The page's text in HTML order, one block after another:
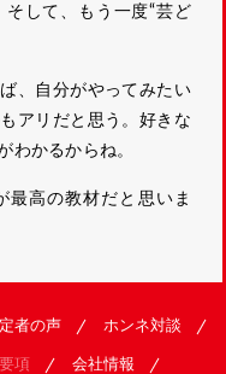
して、もう一度“芸ど
、自分がやってみたい
アリだと思う。好きな
わかるからね。
最高の教材だと思いま
者の声 ホンネ対談
項 会社情報